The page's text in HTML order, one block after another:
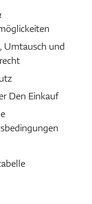
Umtausch und
Den Einkauf